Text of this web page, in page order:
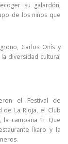
su galardón,
de los niños que
Carlos Onís y
diversidad cultural
el Festival de
de La Rioja, el Club
campaña “+ Que
Íkaro y la